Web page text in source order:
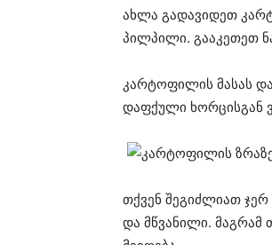
ახლა გადავიდეთ
პილპილი. გააკეთეთ
კარტოფილის მასას
დაფქული ხორცისგან
თქვენ შეგიძლიათ
და მწვანილი. მაგრამ